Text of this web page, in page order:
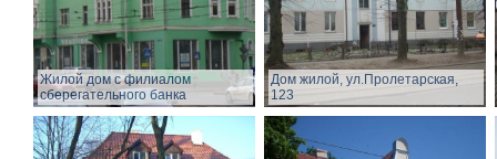
Жилой дом с филиалом
сберегательного банка
Дом жилой, ул.Пролетарская,
123